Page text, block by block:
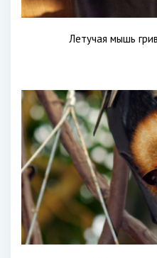
Летучая мышь